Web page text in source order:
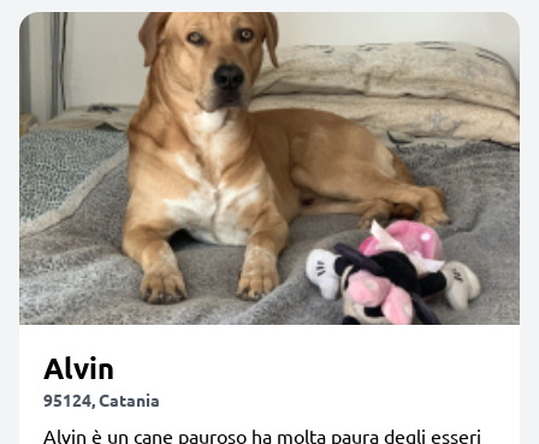
Alvin
95124, Catania
Alvin è un cane pauroso ha molta paura degli esseri